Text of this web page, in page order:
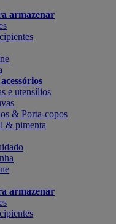
armazenar
e utensílios
& Porta-copos
& pimenta
armazenar